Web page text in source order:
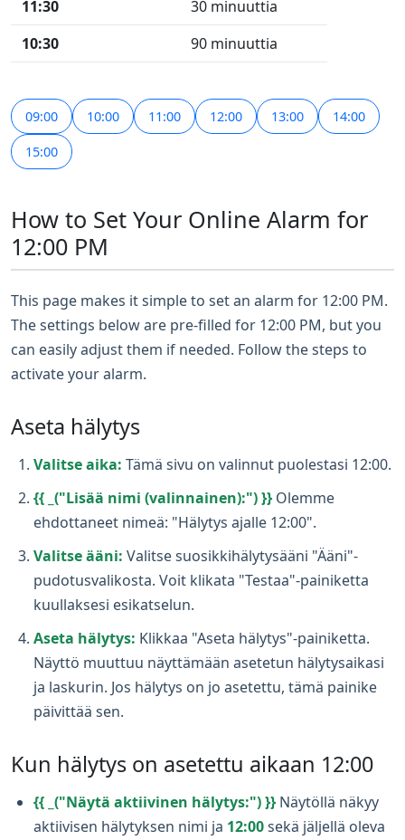
11:30
30 minuuttia
10:30
90 minuuttia
09:00 10:00 11:00 12:00 13:00 14:00
15:00
How to Set Your Online Alarm for
12:00 PM
This page makes it simple to set an alarm for 12:00 PM.
The settings below are pre-filled for 12:00 PM, but you
can easily adjust them if needed. Follow the steps to
activate your alarm.
Aseta hälytys
Valitse aika: Tämä sivu on valinnut puolestasi 12:00.
{{ _("Lisää nimi (valinnainen):") }} Olemme
ehdottaneet nimeä: "Hälytys ajalle 12:00".
Valitse ääni: Valitse suosikkihälytysääni "Ääni"-
pudotusvalikosta. Voit klikata "Testaa"-painiketta
kuullaksesi esikatselun.
Aseta hälytys: Klikkaa "Aseta hälytys"-painiketta.
Näyttö muuttuu näyttämään asetetun hälytysaikasi
ja laskurin. Jos hälytys on jo asetettu, tämä painike
päivittää sen.
Kun hälytys on asetettu aikaan 12:00
{{ _("Näytä aktiivinen hälytys:") }} Näytöllä näkyy
aktiivisen hälytyksen nimi ja 12:00sekä jäljellä oleva